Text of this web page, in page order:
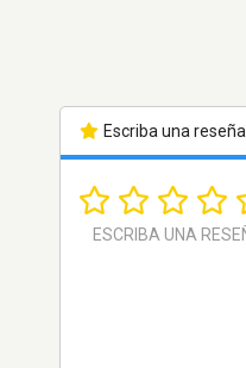
Escriba una reseña